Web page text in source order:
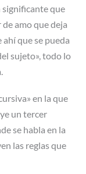
significante que
amo que deja
que se pueda
sujeto», todo lo
en la que
un tercer
se habla en la
las reglas que